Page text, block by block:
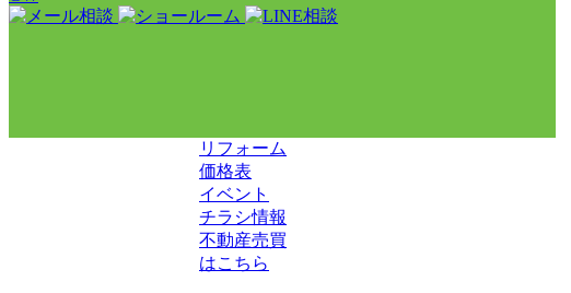
リフォーム
価格表
イベント
チラシ情報
不動産売買
はこちら